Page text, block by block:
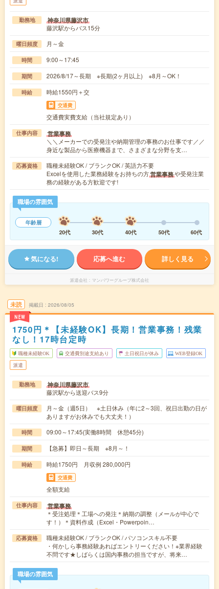
勤務地 神奈川県藤沢市
藤沢駅からバス15分
曜日頻度 月～金
時間 9:00～17:45
期間 2026/8/17～長期 ※長期(2ヶ月以上) ※8月～OK！
時給 時給1550円＋交
交通費
交通費実費支給（当社規定あり）
仕事内容 営業事務
＼＼メーカーでの受発注や納期管理の事務のお仕事です／／
身近な製品から医療機器まで、さまざまな分野を支…
応募資格
職種未経験OK / ブランクOK / 英語力不要
Excelを使用した業務経験をお持ちの方営業事務や受発注業
務の経験がある方歓迎です!
職場の雰囲気
年齢層
20代
30代 40代 50代 60代
気になる! 応募へ進む 詳しく見る
派遣会社 マンパワーグループ株式会社
未読
NEW
掲載日 2026/08/05
1750円＊【未経験OK】長期！営業事務！残業
なし！17時台定時
職種未経験OK 交通費別途支給あり 土日祝日が休み WEB登録OK
派遣
勤務地 神奈川県藤沢市
藤沢駅から送迎バス9分
曜日頻度
月～金（週5日） ※土日休み（年に2～3回、祝日出勤の日が
ありますがお休みでも大丈夫！）
時間 09:00～17:45(実働8時間 休憩45分)
期間 【急募】即日～長期 ※8月～！
時給 時給1750円 月収例 280,000円
交通費
全額支給
仕事内容 営業事務
＊受注処理＊工場への発注＊納期の調整（メールが中心で
す！）＊資料作成（Excel・Powerpoin…
応募資格
職種未経験OK / ブランクOK / パソコンスキル不要
・何かしら事務経験あればエントリーください！※業界経験
不問です★しばらくは国内事務の担当ですが、将来…
職場の雰囲気